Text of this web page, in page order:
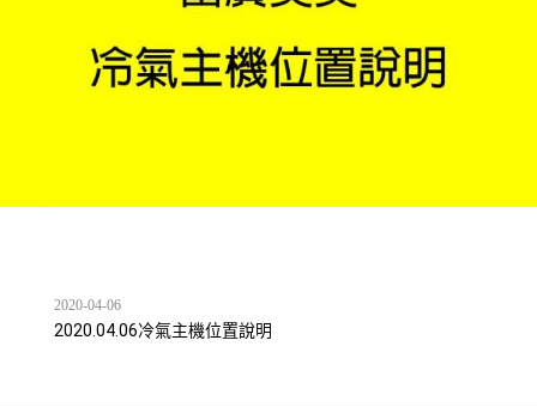
2020-04-06
2020.04.06冷氣主機位置說明